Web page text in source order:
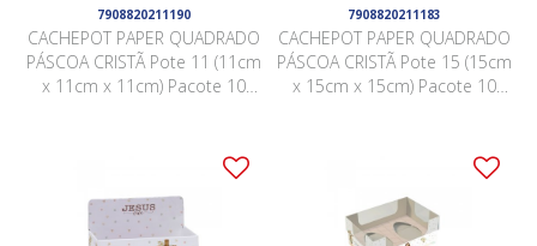
7908820211190
CACHEPOT PAPER QUADRADO
PÁSCOA CRISTÃ Pote 11 (11cm
x 11cm x 11cm) Pacote 10
7908820211183
CACHEPOT PAPER QUADRADO
PÁSCOA CRISTÃ Pote 15 (15cm
x 15cm x 15cm) Pacote 10